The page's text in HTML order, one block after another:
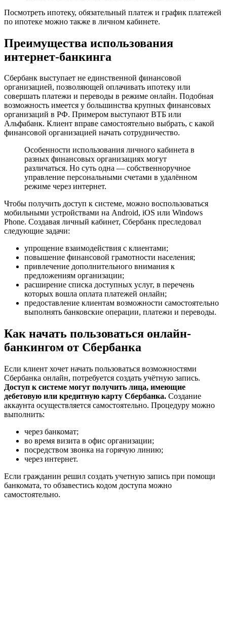
Посмотреть ипотеку, обязательный платеж и график платежей
по ипотеке можно также в личном кабинете.
Преимущества использования
интернет-банкинга
Сбербанк выступает не единственной финансовой
организацией, позволяющей оплачивать ипотеку или
совершать платежи и переводы в режиме онлайн. Подобная
возможность имеется у большинства крупных финансовых
организаций в РФ. Примером выступают ВТБ или
Альфабанк. Клиент вправе самостоятельно выбрать, с какой
финансовой организацией начать сотрудничество.
Особенности использования личного кабинета в
разных финансовых организациях могут
различаться. Но суть одна — собственноручное
управление персональными счетами в удалённом
режиме через интернет.
Чтобы получить доступ к системе, можно воспользоваться
мобильными устройствами на Android, iOS или Windows
Phone. Создавая личный кабинет, Сбербанк преследовал
следующие задачи:
упрощение взаимодействия с клиентами;
повышение финансовой грамотности населения;
привлечение дополнительного внимания к
предложениям организации;
расширение списка доступных услуг, в перечень
которых вошла оплата платежей онлайн;
предоставление клиентам возможности самостоятельно
выполнять банковские операции, платежи и переводы.
Как начать пользоваться онлайн-
банкингом от Сбербанка
Если клиент хочет начать пользоваться возможностями
Сбербанка онлайн, потребуется создать учётную запись.
Доступ к системе могут получить лица, имеющие
дебетовую или кредитную карту Сбербанка. Создание
аккаунта осуществляется самостоятельно. Процедуру можно
выполнить:
через банкомат;
во время визита в офис организации;
посредством звонка на горячую линию;
через интернет.
Если гражданин решил создать учетную запись при помощи
банкомата, то обзавестись кодом доступа можно
самостоятельно.